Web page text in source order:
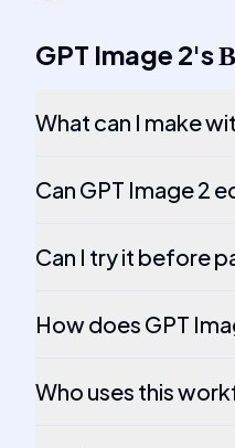
GPT Image 2's
What can I make
Can GPT Image 2
Can I try it before
How does GPT
Who uses this